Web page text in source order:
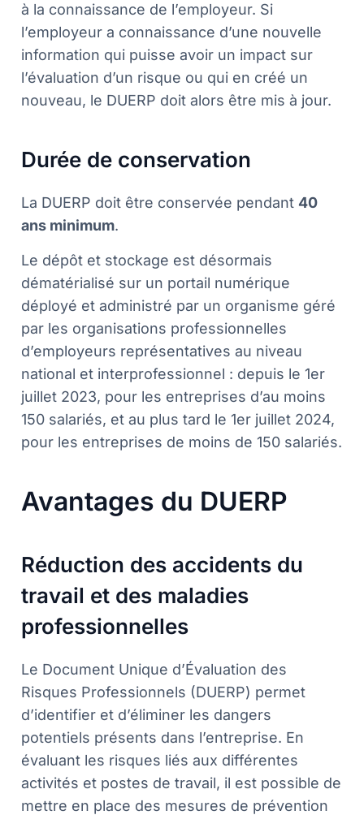
à la connaissance de l’employeur. Si
l’employeur a connaissance d’une nouvelle
information qui puisse avoir un impact sur
l’évaluation d’un risque ou qui en créé un
nouveau, le DUERP doit alors être mis à jour.
Durée de conservation
La DUERP doit être conservée pendant 40
ans minimum.
Le dépôt et stockage est désormais
dématérialisé sur un portail numérique
déployé et administré par un organisme géré
par les organisations professionnelles
d’employeurs représentatives au niveau
national et interprofessionnel : depuis le 1er
juillet 2023, pour les entreprises d’au moins
150 salariés, et au plus tard le 1er juillet 2024,
pour les entreprises de moins de 150 salariés.
Avantages du DUERP
Réduction des accidents du
travail et des maladies
professionnelles
Le Document Unique d’Évaluation des
Risques Professionnels (DUERP) permet
d’identifier et d’éliminer les dangers
potentiels présents dans l’entreprise. En
évaluant les risques liés aux différentes
activités et postes de travail, il est possible de
mettre en place des mesures de prévention